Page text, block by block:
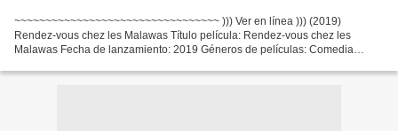
~~~~~~~~~~~~~~~~~~~~~~~~~~~~~~~~~ ))) Ver en línea ))) (2019)
Rendez-vous chez les Malawas Título película: Rendez-vous chez les
Malawas Fecha de lanzamiento: 2019 Géneros de películas: Comedia